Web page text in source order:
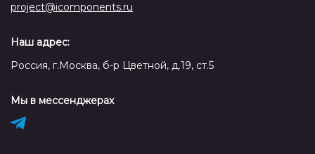
project@icomponents.ru
Наш адрес:
Россия, г.Москва, б-р Цветной, д.19, ст.5
Мы в мессенджерах